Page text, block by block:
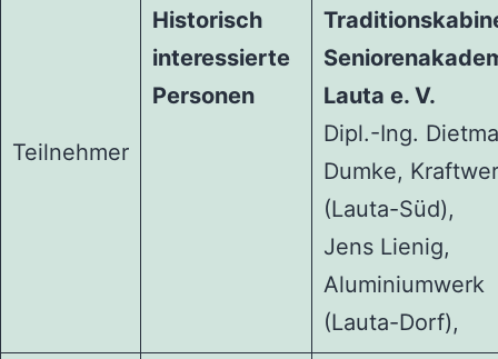
Teilnehmer
Historisch
interessierte
Personen
Lauta e. V.
Dipl.-Ing.
Dumke,
(Lauta-Süd),
Jens Lienig,
Aluminiumwerk
(Lauta-Dorf),